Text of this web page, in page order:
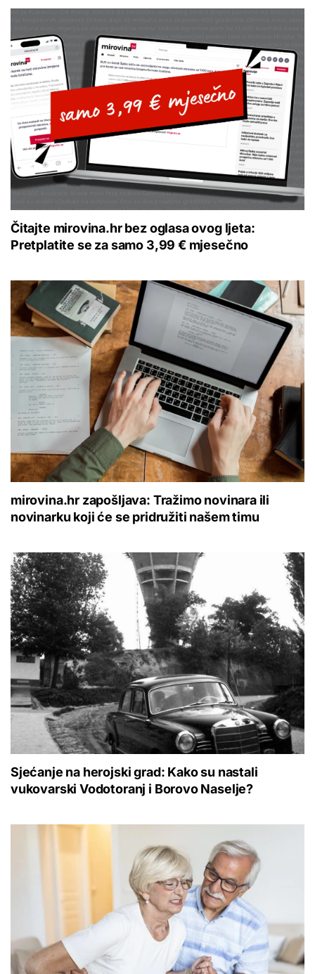
Čitajte mirovina.hr bez oglasa ovog ljeta:
Pretplatite se za samo 3,99 € mjesečno
mirovina.hr zapošljava: Tražimo novinara ili
novinarku koji će se pridružiti našem timu
Sjećanje na herojski grad: Kako su nastali
vukovarski Vodotoranj i Borovo Naselje?